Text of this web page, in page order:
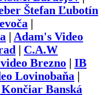
Štefan Ľubotín
Adam's Video
C.A.W
Brezno
IB
Lovinobaňa
Banská